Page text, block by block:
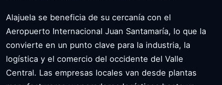
Alajuela se beneficia de su cercanía con el
Aeropuerto Internacional Juan Santamaría, lo que la
convierte en un punto clave para la industria, la
logística y el comercio del occidente del Valle
Central. Las empresas locales van desde plantas